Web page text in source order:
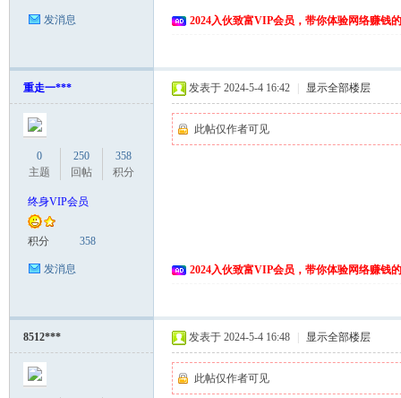
发消息 2024入伙致富VIP会员，带你体验网络赚钱
重走一***
0
主题
250
回帖
358
积分
终身VIP会员
积分 358
发消息
发表于 2024-5-4 16:42 显示全部楼层
此帖仅作者可见
2024入伙致富VIP会员，带你体验网络赚钱
8512*** 发表于 2024-5-4 16:48 显示全部楼层
此帖仅作者可见